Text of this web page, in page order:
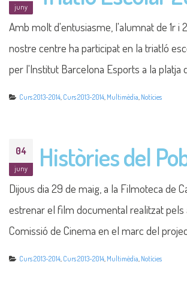
juny
Amb molt d'entusiasme, l'alumnat de 1r i
nostre centre ha participat en la triatló
per l'Institut Barcelona Esports a la platja
Curs 2013-2014, Curs 2013-2014, Multimèdia Notícies
04
juny Històries del
Dijous dia 29 de maig, a la Filmoteca de
estrenar el film documental realitzat pels
Comissió de Cinema en el marc del
Curs 2013-2014, Curs 2013-2014, Multimèdia Notícies